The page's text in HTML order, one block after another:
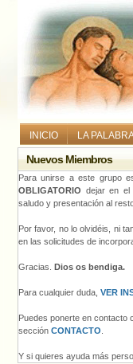
INICIO LA
Nuevos Miembros
Para unirse a este grupo
OBLIGATORIO dejar en el
saludo y presentación al
Por favor, no lo olvidéis, ni
en las solicitudes de
Gracias. Dios os bendiga.
Para cualquier duda, VER
Puedes ponerte en contacto
sección CONTACTO
Y si quieres ayuda más